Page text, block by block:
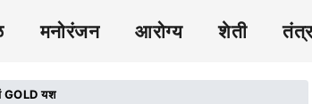
मनोरंजन आरोग्य शेती
GOLD यश